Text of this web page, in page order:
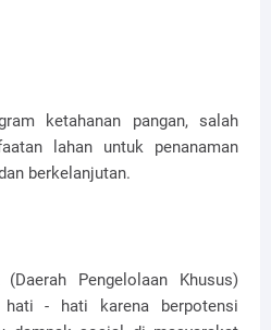
ketahanan pangan, salah
lahan untuk penanaman
berkelanjutan.
Pengelolaan Khusus)
hati - hati karena berpotensi